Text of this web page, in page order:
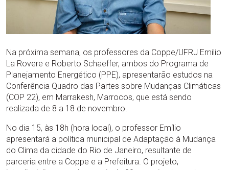
Na próxima semana, os professores da Coppe/UFRJ Emilio
La Rovere e Roberto Schaeffer, ambos do Programa de
Planejamento Energético (PPE), apresentarão estudos na
Conferência Quadro das Partes sobre Mudanças Climáticas
(COP 22), em Marrakesh, Marrocos, que está sendo
realizada de 8 a 18 de novembro.
No dia 15, às 18h (hora local), o professor Emílio
apresentará a política municipal de Adaptação à Mudança
do Clima da cidade do Rio de Janeiro, resultante de
parceria entre a Coppe e a Prefeitura. O projeto,